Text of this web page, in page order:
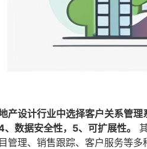
产设计行业中选择客户关系管
、数据安全性，5、可扩展性。
管理、销售跟踪、客户服务等